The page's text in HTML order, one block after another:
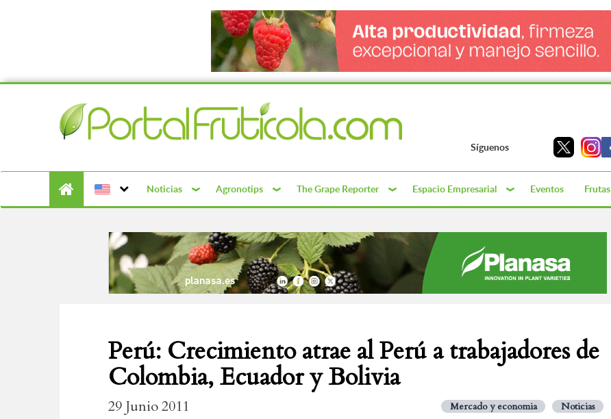
Síguenos
Noticias Agronotips The Grape Reporter Espacio Empresarial Eventos Frutas
Perú: Crecimiento atrae al Perú a trabajadores de
Colombia, Ecuador y Bolivia
29 Junio 2011 Mercado y economia Noticias